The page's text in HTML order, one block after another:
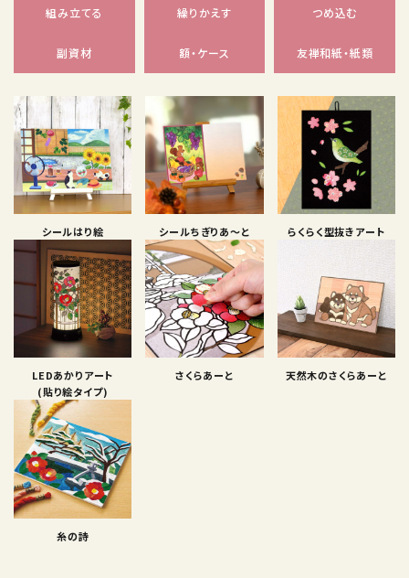
組み立てる 繰りかえす つめ込む
副資材 額・ケース 友禅和紙・紙類
シールはり絵 シールちぎりあ〜と らくらく型抜きアート
LEDあかりアート
(貼り絵タイプ)
さくらあーと 天然木のさくらあーと
糸の詩